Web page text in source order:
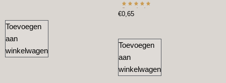
Toevoegen
aan
winkelwagen
Gewaardeerd
5.00
uit 5
€0,65
Toevoegen
aan
winkelwagen